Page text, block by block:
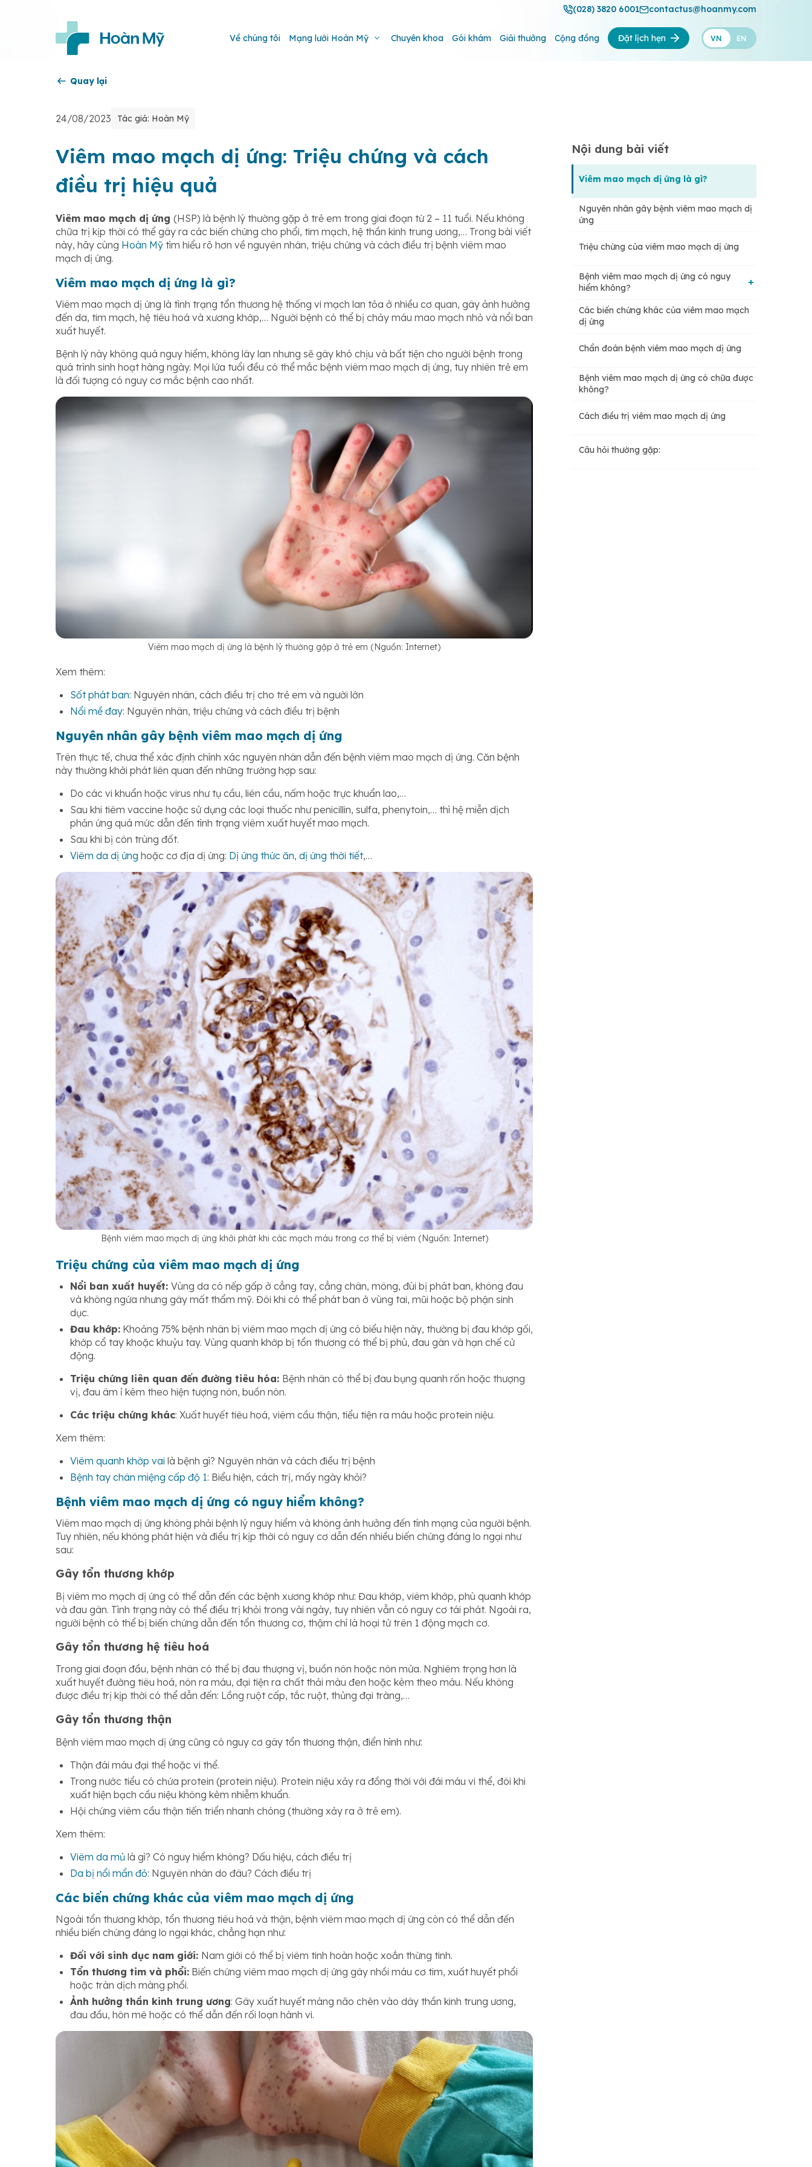
(028) 3820 6001 contactus@hoanmy.com
Về chúng tôi Mạng lưới Hoàn Mỹ Chuyên khoa Gói khám Giải thưởng Cộng đồng Đặt lịch hẹn VN EN
Quay lại
24/08/2023 Tác giả: Hoàn Mỹ
Viêm mao mạch dị ứng: Triệu chứng và cách
điều trị hiệu quả
Viêm mao mạch dị ứng (HSP) là bệnh lý thường gặp ở trẻ em trong giai đoạn từ 2 – 11 tuổi. Nếu không
chữa trị kịp thời có thể gây ra các biến chứng cho phổi, tim mạch, hệ thần kinh trung ương,… Trong bài viết
này, hãy cùng Hoàn Mỹ tìm hiểu rõ hơn về nguyên nhân, triệu chứng và cách điều trị bệnh viêm mao
mạch dị ứng.
Viêm mao mạch dị ứng là gì?
Viêm mao mạch dị ứng là tình trạng tổn thương hệ thống vi mạch lan tỏa ở nhiều cơ quan, gây ảnh hưởng
đến da, tim mạch, hệ tiêu hoá và xương khớp,… Người bệnh có thể bị chảy máu mao mạch nhỏ và nổi ban
xuất huyết.
Bệnh lý này không quá nguy hiểm, không lây lan nhưng sẽ gây khó chịu và bất tiện cho người bệnh trong
quá trình sinh hoạt hàng ngày. Mọi lứa tuổi đều có thể mắc bệnh viêm mao mạch dị ứng, tuy nhiên trẻ em
là đối tượng có nguy cơ mắc bệnh cao nhất.
Viêm mao mạch dị ứng là bệnh lý thường gặp ở trẻ em (Nguồn: Internet)
Xem thêm:
Sốt phát ban: Nguyên nhân, cách điều trị cho trẻ em và người lớn
Nổi mề đay: Nguyên nhân, triệu chứng và cách điều trị bệnh
Nguyên nhân gây bệnh viêm mao mạch dị ứng
Trên thực tế, chưa thể xác định chính xác nguyên nhân dẫn đến bệnh viêm mao mạch dị ứng. Căn bệnh
này thường khởi phát liên quan đến những trường hợp sau:
Do các vi khuẩn hoặc virus như tụ cầu, liên cầu, nấm hoặc trực khuẩn lao,…
Sau khi tiêm vaccine hoặc sử dụng các loại thuốc như penicillin, sulfa, phenytoin,… thì hệ miễn dịch
phản ứng quá mức dẫn đến tình trạng viêm xuất huyết mao mạch.
Sau khi bị côn trùng đốt.
Viêm da dị ứng hoặc cơ địa dị ứng: Dị ứng thức ăn, dị ứng thời tiết,…
Bệnh viêm mao mạch dị ứng khởi phát khi các mạch máu trong cơ thể bị viêm (Nguồn: Internet)
Triệu chứng của viêm mao mạch dị ứng
Nổi ban xuất huyết: Vùng da có nếp gấp ở cẳng tay, cẳng chân, mông, đùi bị phát ban, không đau
và không ngứa nhưng gây mất thẩm mỹ. Đôi khi có thể phát ban ở vùng tai, mũi hoặc bộ phận sinh
dục.
Đau khớp: Khoảng 75% bệnh nhân bị viêm mao mạch dị ứng có biểu hiện này, thường bị đau khớp gối,
khớp cổ tay khoặc khuỷu tay. Vùng quanh khớp bị tổn thương có thể bị phù, đau gân và hạn chế cử
động.
Triệu chứng liên quan đến đường tiêu hóa: Bệnh nhân có thể bị đau bụng quanh rốn hoặc thượng
vị, đau âm ỉ kèm theo hiện tượng nôn, buồn nôn.
Các triệu chứng khác: Xuất huyết tiêu hoá, viêm cầu thận, tiểu tiện ra máu hoặc protein niệu.
Xem thêm:
Viêm quanh khớp vai là bệnh gì? Nguyên nhân và cách điều trị bệnh
Bệnh tay chân miệng cấp độ 1: Biểu hiện, cách trị, mấy ngày khỏi?
Bệnh viêm mao mạch dị ứng có nguy hiểm không?
Viêm mao mạch dị ứng không phải bệnh lý nguy hiểm và không ảnh hưởng đến tính mạng của người bệnh.
Tuy nhiên, nếu không phát hiện và điều trị kịp thời có nguy cơ dẫn đến nhiều biến chứng đáng lo ngại như
sau:
Gây tổn thương khớp
Bị viêm mo mạch dị ứng có thể dẫn đến các bệnh xương khớp như: Đau khớp, viêm khớp, phù quanh khớp
và đau gân. Tình trạng này có thể điều trị khỏi trong vài ngày, tuy nhiên vẫn có nguy cơ tái phát. Ngoài ra,
người bệnh có thể bị biến chứng dẫn đến tổn thương cơ, thậm chí là hoại tử trên 1 động mạch cơ.
Gây tổn thương hệ tiêu hoá
Trong giai đoạn đầu, bệnh nhân có thể bị đau thượng vị, buồn nôn hoặc nôn mửa. Nghiêm trọng hơn là
xuất huyết đường tiêu hoá, nôn ra máu, đại tiện ra chất thải màu đen hoặc kèm theo máu. Nếu không
được điều trị kịp thời có thể dẫn đến: Lồng ruột cấp, tắc ruột, thủng đại tràng,…
Gây tổn thương thận
Bệnh viêm mao mạch dị ứng cũng có nguy cơ gây tổn thương thận, điển hình như:
Thận đái máu đại thể hoặc vi thể.
Trong nước tiểu có chứa protein (protein niệu). Protein niệu xảy ra đồng thời với đái máu vi thể, đôi khi
xuất hiện bạch cầu niệu không kèm nhiễm khuẩn.
Hội chứng viêm cầu thận tiến triển nhanh chóng (thường xảy ra ở trẻ em).
Xem thêm:
Viêm da mủ là gì? Có nguy hiểm không? Dấu hiệu, cách điều trị
Da bị nổi mẩn đỏ: Nguyên nhân do đâu? Cách điều trị
Các biến chứng khác của viêm mao mạch dị ứng
Ngoài tổn thương khớp, tổn thương tiêu hoá và thận, bệnh viêm mao mạch dị ứng còn có thể dẫn đến
nhiều biến chứng đáng lo ngại khác, chẳng hạn như:
Đối với sinh dục nam giới: Nam giới có thể bị viêm tinh hoàn hoặc xoắn thừng tinh.
Tổn thương tim và phổi: Biến chứng viêm mao mạch dị ứng gây nhồi máu cơ tim, xuất huyết phổi
hoặc tràn dịch màng phổi.
Ảnh hưởng thần kinh trung ương: Gây xuất huyết màng não chèn vào dây thần kinh trung ương,
đau đầu, hôn mê hoặc có thể dẫn đến rối loạn hành vi.
Nội dung bài viết
Viêm mao mạch dị ứng là gì?
Nguyên nhân gây bệnh viêm mao mạch dị
ứng
Triệu chứng của viêm mao mạch dị ứng
Bệnh viêm mao mạch dị ứng có nguy
hiểm không?
Gây tổn thương khớp
Các biến chứng khác của viêm mao mạch
dị ứng
Chẩn đoán bệnh viêm mao mạch dị ứng
Bệnh viêm mao mạch dị ứng có chữa được
không?
Cách điều trị viêm mao mạch dị ứng
Câu hỏi thường gặp: